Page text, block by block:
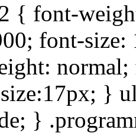
{ font-
font-
}
}